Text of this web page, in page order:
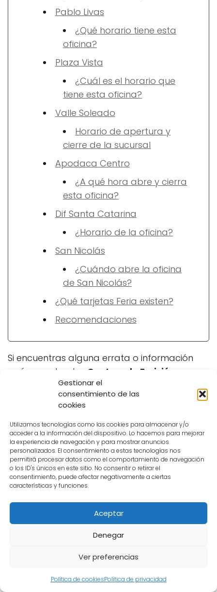
Gestionar el
consentimiento de las
cookies
Utilizamos tecnologías como las cookies para almacenar y/o
acceder a la información del dispositivo. Lo hacemos para mejorar
la experiencia de navegación y para mostrar anuncios
personalizados. El consentimiento a estas tecnologías nos
permitirá procesar datos como el comportamiento de navegación
o los ID's únicos en este sitio. No consentir o retirar el
consentimiento, puede afectar negativamente a ciertas
características y funciones.
Aceptar
Denegar
Ver preferencias
Política de cookiesPolítica de privacidad
Pablo Livas
¿Qué horario tiene esta
oficina?
Plaza Vista
¿Cuál es el horario que
tiene esta oficina?
Valle Soleado
Horario de apertura y
cierre de la sucursal
Apodaca Centro
¿A qué hora abre y cierra
esta oficina?
Dif Santa Catarina
¿Horario de la oficina?
San Nicolás
¿Cuándo abre la oficina
de San Nicolás?
¿Qué tarjetas Feria existen?
Recomendaciones
Si encuentras alguna errata o información
errónea sobre los Centros de Emisión
Tarjeta Feria Monterrey
poder subsanar el error.
Además, si has utilizado este servicio de
transporte público coméntanos tu
experiencia, con los centros de tarjeta feria,
seguro que otros usuarios agradecerán tu
experiencia.
Deja una respuesta